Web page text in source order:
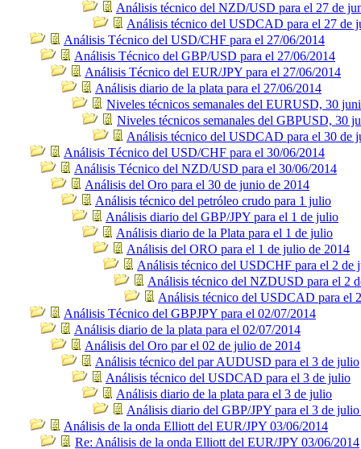
Análisis técnico del NZD/USD para el 27 de
Análisis técnico del USDCAD para el 27 de
Análisis Técnico del USD/CHF para el 27/06/2014
Análisis Técnico del GBP/USD para el 27/06/2014
Análisis Técnico del EUR/JPY para el 27/06/2014
Análisis diario de la plata para el 27/06/2014
Niveles técnicos semanales del EURUSD, 30
Niveles técnicos semanales del GBPUSD, 30
Análisis técnico del USDCAD para el 30 de
Análisis Técnico del USD/CHF para el 30/06/2014
Análisis Técnico del NZD/USD para el 30/06/2014
Análisis del Oro para el 30 de junio de 2014
Análisis técnico del petróleo crudo para 1 julio
Análisis diario del GBP/JPY para el 1 de julio
Análisis diario de la Plata para el 1 de julio
Análisis del ORO para el 1 de julio de 2014
Análisis técnico del USDCHF para el 2 de
Análisis técnico del NZDUSD para el 2
Análisis técnico del USDCAD para el
Análisis Técnico del GBPJPY para el 02/07/2014
Análisis diario de la plata para el 02/07/2014
Análisis del Oro par el 02 de julio de 2014
Análisis técnico del par AUDUSD para el 3 de julio
Análisis técnico del USDCAD para el 3 de julio
Análisis diario de la plata para el 3 de julio
Análisis diario del GBP/JPY para el 3 de julio
Análisis de la onda Elliott del EUR/JPY 03/06/2014
Re: Análisis de la onda Elliott del EUR/JPY 03/06/2014